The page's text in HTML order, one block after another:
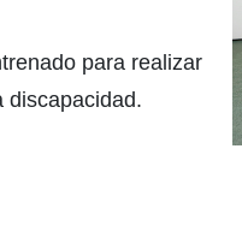
para realizar
discapacidad.